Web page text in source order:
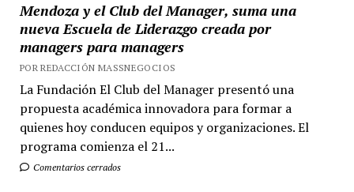
Mendoza y el Club del Manager, suma una
nueva Escuela de Liderazgo creada por
managers para managers
POR REDACCIÓN MASSNEGOCIOS
La Fundación El Club del Manager presentó una
propuesta académica innovadora para formar a
quienes hoy conducen equipos y organizaciones. El
programa comienza el 21...
Comentarios cerrados